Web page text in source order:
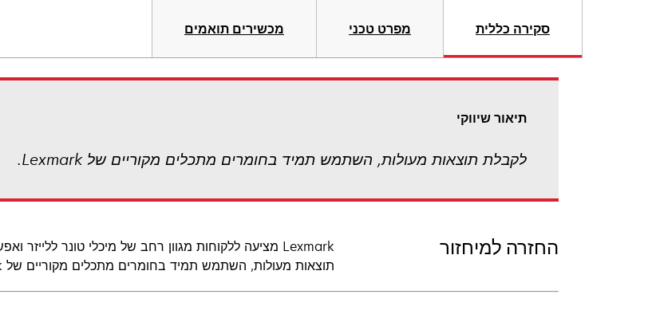
סקירה כללית מפרט טכני מכשירים תואמים
תיאור שיווקי
לקבלת תוצאות מעולות, השתמש תמיד בחומרים מתכלים מקוריים של Lexmark.
החזרה למיחזור
תוצאות מעולות, השתמש תמיד בחומרים מתכלים מקוריים של Lexmark.